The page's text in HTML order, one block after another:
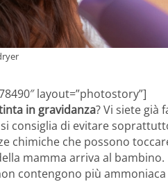
layout=”photostory”]
in gravidanza? Vi siete già
consiglia di evitare
chimiche che possono
mamma arriva al
contengono più